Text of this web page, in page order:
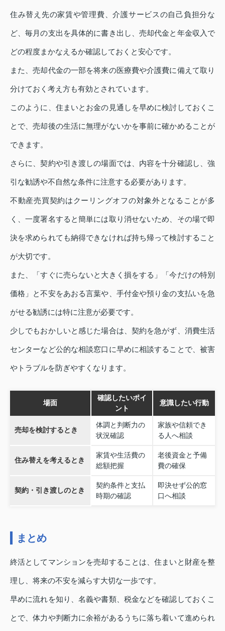
住み替え先の家賃や管理費、介護サービスの自己負担分な
ど、毎月の支出を具体的に書き出し、売却代金と年金収入で
どの程度まかなえるか確認しておくと安心です。
また、売却代金の一部を将来の医療費や介護費に備えて取り
分けておく考え方も有効とされています。
このように、住まいとお金の見通しを早めに検討しておくこ
とで、売却後の生活に無理がないかを事前に確かめることが
できます。
さらに、契約や引き渡しの場面では、内容を十分確認し、強
引な勧誘や不自然な条件に注意する必要があります。
不動産売買契約はクーリングオフの対象外となることが多
く、一度署名すると簡単には取り消せないため、その場で即
決を求められても納得できなければ持ち帰って検討すること
が大切です。
また、「すぐに売らないと大きく損をする」「今だけの特別
価格」と不安をあおる言葉や、手付金や預り金の支払いを急
がせる勧誘には特に注意が必要です。
少しでもおかしいと感じた場合は、契約を急がず、消費生活
センターなど公的な相談窓口に早めに相談することで、被害
やトラブルを防ぎやすくなります。
場面
確認したいポイ
ント
意識したい行動
売却を検討するとき
体調と判断力の
状況確認
家族や信頼でき
る人へ相談
住み替えを考えるとき
家賃や生活費の
総額把握
老後資金と予備
費の確保
契約・引き渡しのとき
契約条件と支払
時期の確認
即決せず公的窓
口へ相談
まとめ
終活としてマンションを売却することは、住まいと財産を整
理し、将来の不安を減らす大切な一歩です。
早めに流れを知り、名義や書類、税金などを確認しておくこ
とで、体力や判断力に余裕があるうちに落ち着いて進められ